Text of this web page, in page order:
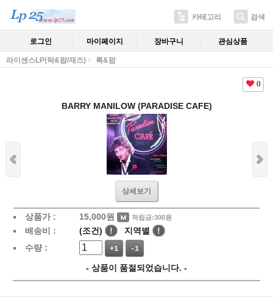
카테고리 검색
로그인 마이페이지 장바구니 관심상품
라이센스LP(락&팝/재즈) 록&팝
0
BARRY MANILOW (PARADISE CAFE)
상세보기
상품가 : 15,000원 적립금:300원
배송비 : (조건) ! 지역별
!
수량 :
+1 -1
- 상품이 품절되었습니다. -